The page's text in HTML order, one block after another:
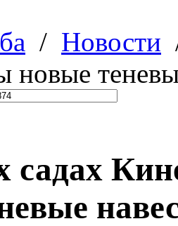
/ Новости
новые
садах